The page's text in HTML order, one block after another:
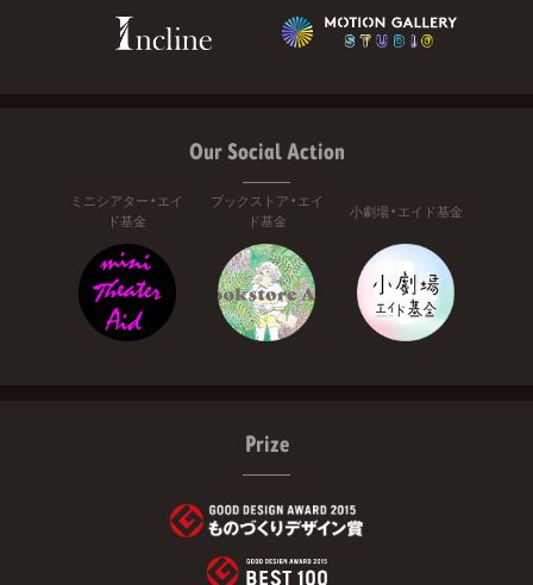
Our Social Action
ミニシアター・エイ
ド基金
ブックストア・エイ
ド基金
小劇場・エイド基金
Prize